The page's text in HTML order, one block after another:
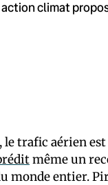
climat
trafic aérien
même un
monde entier.